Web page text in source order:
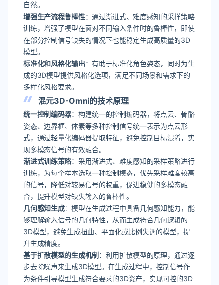
自然。
增强生产流程鲁棒性：通过渐进式、难度感知的采样策略
训练，增强了模型在面对不同输入条件时的鲁棒性，即使
在部分控制信号缺失的情况下也能稳定生成高质量的3D
模型。
标准化和风格化输出：有助于标准化角色姿态，同时为生
成的3D模型提供风格化选项，满足不同场景和需求下的
多样化风格要求。
混元3D-Omni的技术原理
统一控制编码器：构建统一的控制编码器，将点云、骨骼
姿态、边界框、体素等多种控制信号统一表示为点云形
式，通过轻量化编码器提取特征，避免控制目标混淆，实
现多模态信号的有效融合。
渐进式训练策略：采用渐进式、难度感知的采样策略进行
训练，为每个样本选取一种控制模态，优先采样难度较高
的信号，降低对较易信号的权重，促进稳健的多模态融
合，提升模型对缺失输入的鲁棒性。
几何感知生成：模型在生成过程中具备几何感知能力，能
够理解输入信号的几何特性，从而生成符合几何逻辑的
3D模型，避免生成扭曲、平面化或比例失调的模型，提
升生成精度。
基于扩散模型的生成机制 ：利用扩散模型的原理，通过逐
步去除噪声来生成3D模型。在生成过程中，控制信号作
为条件引导模型生成符合要求的3D资产，实现可控的3D